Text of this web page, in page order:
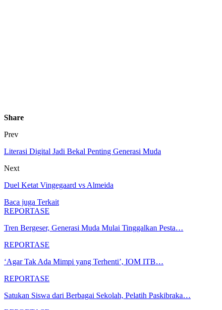
Share
Prev
Literasi Digital Jadi Bekal Penting Generasi Muda
Next
Duel Ketat Vingegaard vs Almeida
Baca juga Terkait
REPORTASE
Tren Bergeser, Generasi Muda Mulai Tinggalkan Pesta…
REPORTASE
‘Agar Tak Ada Mimpi yang Terhenti’, IOM ITB…
REPORTASE
Satukan Siswa dari Berbagai Sekolah, Pelatih Paskibraka…